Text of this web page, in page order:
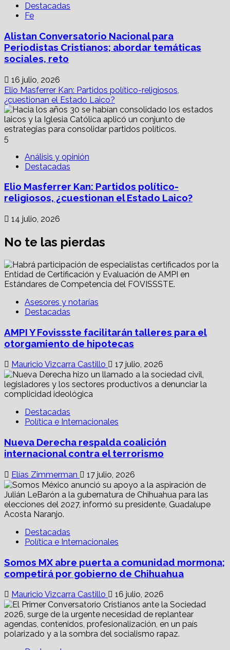
Destacadas
Fe
Alistan Conversatorio Nacional para
Periodistas Cristianos; abordar temáticas
sociales, reto
16 julio, 2026
Elio Masferrer Kan: Partidos político-religiosos,
¿cuestionan el Estado Laico?
5
Análisis y opinión
Destacadas
Elio Masferrer Kan: Partidos político-
religiosos, ¿cuestionan el Estado Laico?
14 julio, 2026
No te las pierdas
Asesores y notarías
Destacadas
AMPI Y Fovissste facilitarán talleres para el
otorgamiento de hipotecas
Mauricio Vizcarra Castillo 17 julio, 2026
Destacadas
Política e Internacionales
Nueva Derecha respalda coalición
internacional contra el terrorismo
Elías Zimmerman 17 julio, 2026
Destacadas
Política e Internacionales
Somos MX abre puerta a comunidad mormona;
competirá por gobierno de Chihuahua
Mauricio Vizcarra Castillo 16 julio, 2026